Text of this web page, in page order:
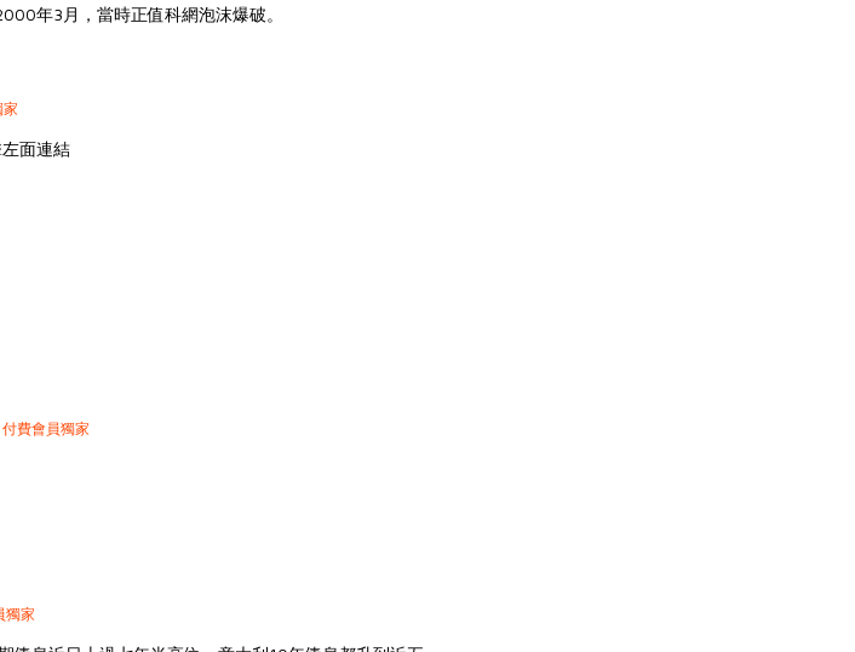
年3月，當時正值科網泡沫爆破。
面連結
付費會員獨家
獨家